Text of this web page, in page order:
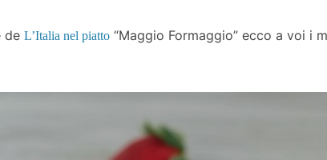
de L’Italia nel piatto “Maggio Formaggio” ecco a voi i